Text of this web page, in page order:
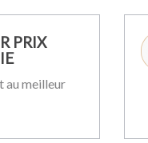
PRIX
au meilleur